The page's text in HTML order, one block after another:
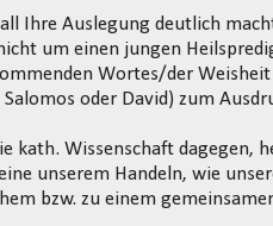
Ihre Auslegung deutlich
um einen jungen
Wortes/der
Salomos oder David) zum
kath. Wissenschaft dagegen,
unserem Handeln, wie
bzw. zu einem